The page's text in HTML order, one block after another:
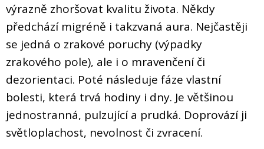
výrazně zhoršovat kvalitu života. Někdy
předchází migréně i takzvaná aura. Nejčastěji
se jedná o zrakové poruchy (výpadky
zrakového pole), ale i o mravenčení či
dezorientaci. Poté následuje fáze vlastní
bolesti, která trvá hodiny i dny. Je většinou
jednostranná, pulzující a prudká. Doprovází ji
světloplachost, nevolnost či zvracení.